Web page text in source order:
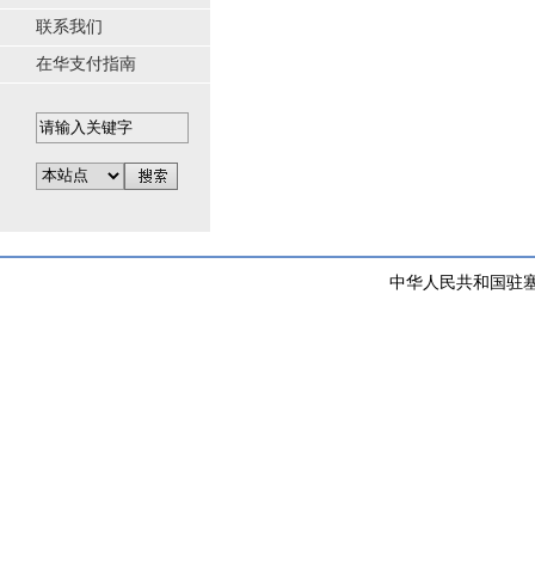
联系我们
在华支付指南
中华人民共和国驻